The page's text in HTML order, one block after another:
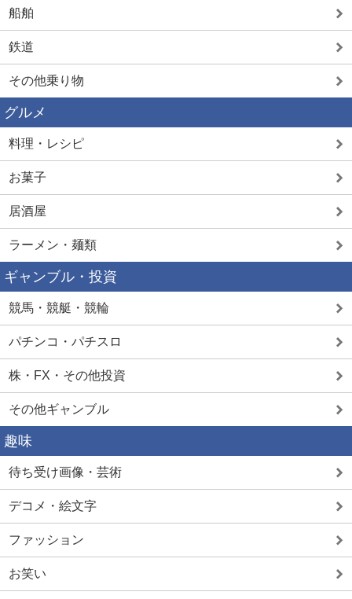
船舶
鉄道
その他乗り物
グルメ
料理・レシピ
お菓子
居酒屋
ラーメン・麺類
ギャンブル・投資
競馬・競艇・競輪
パチンコ・パチスロ
株・FX・その他投資
その他ギャンブル
趣味
待ち受け画像・芸術
デコメ・絵文字
ファッション
お笑い